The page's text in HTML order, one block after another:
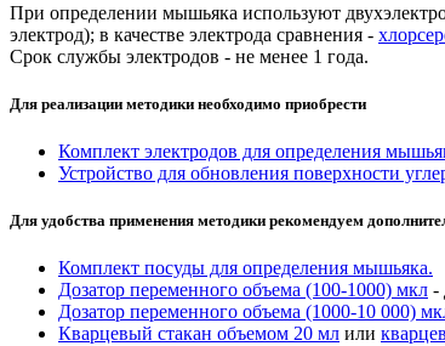
При определении мышьяка используют
электрод); в качестве электрода сравнения -
Срок службы электродов - не менее 1 года.
Для реализации методики необходимо приобрести
Комплект электродов для определения
Устройство для обновления поверхности
Для удобства применения методики рекомендуем
Комплект посуды для определения мышьяка.
Дозатор переменного объема (100-1000) мкл -
Дозатор переменного объема (1000-10 000)
Кварцевый стакан объемом 20 мл или